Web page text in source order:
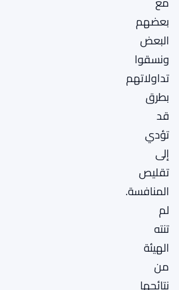
بعضهم
البعض
ونسقوا
تداولاتهم
بطرق
قد
تؤدي
إلى
تقليص
المنافسة.
لم
تنته
الهيئة
من
نتائجها